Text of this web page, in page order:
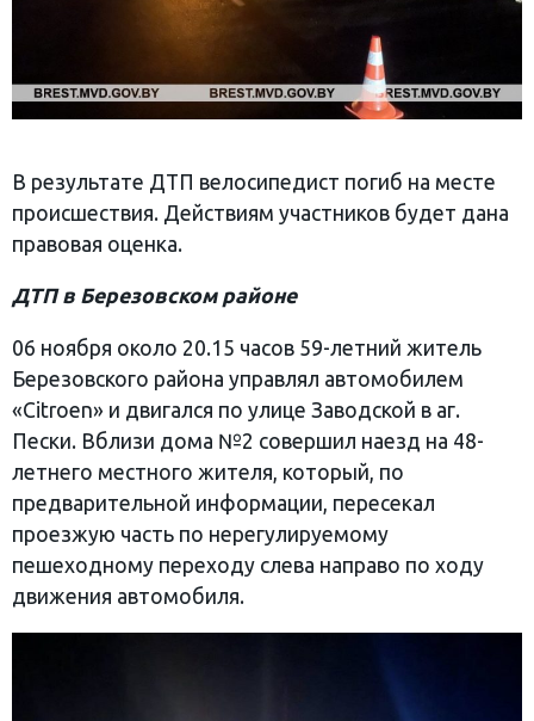
В результате ДТП велосипедист погиб на месте
происшествия. Действиям участников будет дана
правовая оценка.
ДТП в Березовском районе
06 ноября около 20.15 часов 59-летний житель
Березовского района управлял автомобилем
«Citroen» и двигался по улице Заводской в аг.
Пески. Вблизи дома №2 совершил наезд на 48-
летнего местного жителя, который, по
предварительной информации, пересекал
проезжую часть по нерегулируемому
пешеходному переходу слева направо по ходу
движения автомобиля.